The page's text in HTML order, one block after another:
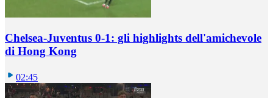
Chelsea-Juventus 0-1: gli highlights dell'amichevole
di Hong Kong
02:45